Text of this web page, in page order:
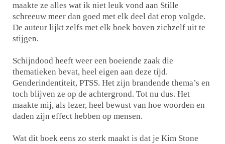
maakte ze alles wat ik niet leuk vond aan Stille
schreeuw meer dan goed met elk deel dat erop volgde.
De auteur lijkt zelfs met elk boek boven zichzelf uit te
stijgen.
Schijndood heeft weer een boeiende zaak die
thematieken bevat, heel eigen aan deze tijd.
Genderindentiteit, PTSS. Het zijn brandende thema’s en
toch blijven ze op de achtergrond. Tot nu dus. Het
maakte mij, als lezer, heel bewust van hoe woorden en
daden zijn effect hebben op mensen.
Wat dit boek eens zo sterk maakt is dat je Kim Stone